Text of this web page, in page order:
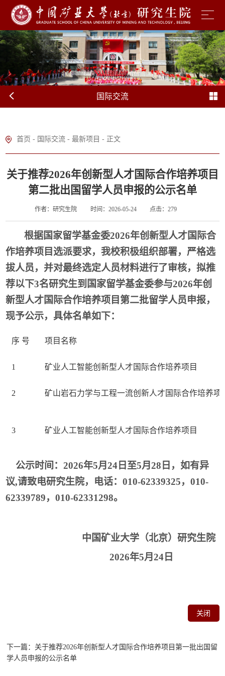
国际交流
首页 - 国际交流 -最新项目 - 正文
关于推荐2026年创新型人才国际合作培养项目
第二批出国留学人员申报的公示名单
作者：研究生院 时间：2026-05-24 点击：279
根据国家留学基金委2026年创新型人才国际合
作培养项目选派要求，我校积极组织部署，严格选
拔人员，并对最终选定人员材料进行了审核，拟推
荐以下3名研究生到国家留学基金委参与2026年创
新型人才国际合作培养项目第二批留学人员申报，
现予公示，具体名单如下：
序 号 项目名称
1 矿业人工智能创新型人才国际合作培养项目
2 矿山岩石力学与工程一流创新人才国际合作培养项
3 矿业人工智能创新型人才国际合作培养项目
公示时间：2026年5月24日至5月28日，如有异
议,请致电研究生院，电话：010-62339325，010-
62339789，010-62331298。
中国矿业大学（北京）研究生院
2026年5月 24日
关闭
下一篇：关于推荐2026年创新型人才国际合作培养项目第一批出国留
学人员申报的公示名单